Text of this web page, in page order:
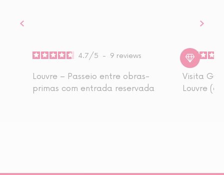
4.7/5 - 9 reviews
Louvre – Passeio entre obras-
primas com entrada reservada
Visita
Louvre